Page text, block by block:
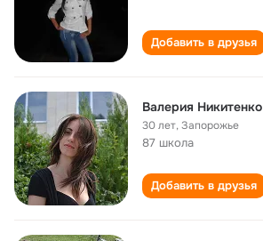
Добавить в друзья
Валерия Никитенко
30 лет,Запорожье
87 школа
Добавить в друзья